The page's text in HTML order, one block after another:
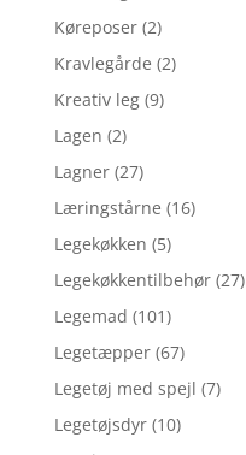
Køreposer (2)
Kravlegårde (2)
Kreativ leg (9)
Lagen (2)
Lagner (27)
Læringstårne (16)
Legekøkken (5)
Legekøkkentilbehør (27)
Legemad (101)
Legetæpper (67)
Legetøj med spejl (7)
Legetøjsdyr (10)